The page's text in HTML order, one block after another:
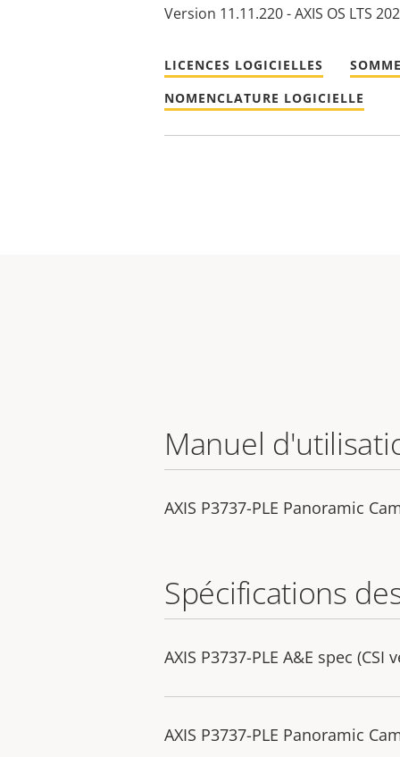
Version 11.11.220 - AXIS OS LTS
LICENCES LOGICIELLES
NOMENCLATURE LOGICIELLE
Manuel
AXIS P3737-PLE Panoramic
Spécifications
AXIS P3737-PLE A&E spec (CSI
AXIS P3737-PLE Panoramic